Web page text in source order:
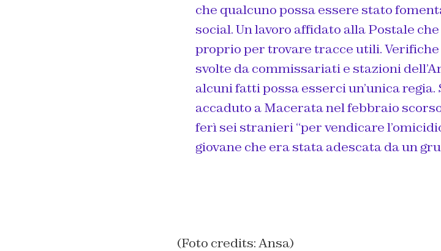
che qualcuno possa essere stato
social. Un lavoro affidato alla Postale
proprio per trovare tracce utili.
svolte da commissariati e stazioni
alcuni fatti possa esserci un’unica
accaduto a Macerata nel febbraio
ferì sei stranieri “per vendicare
giovane che era stata adescata da un
(Foto credits: Ansa)